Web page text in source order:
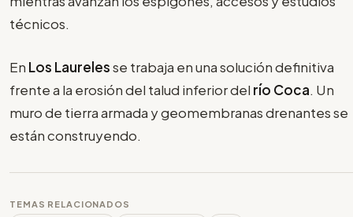
técnicos.
En Los Laurelesse trabaja en una solución definitiva
frente a la erosión del talud inferior del río Coca. Un
muro de tierra armada y geomembranas drenantes se
están construyendo.
TEMAS RELACIONADOS